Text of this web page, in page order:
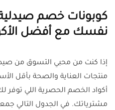
كوبونات خصم
نفسك مع أفضل
إذا كنت من محبي التسوق من
منتجات العناية والصحة بأقل
أكواد الخصم الحصرية اللي
مشترياتك. في الجدول التالي